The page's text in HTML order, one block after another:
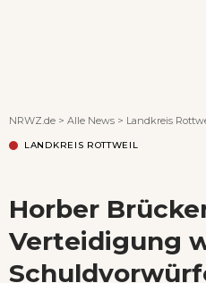
NRWZ.de > Alle News > Landkreis
LANDKREIS ROTTWEIL
Horber
Verteidigung